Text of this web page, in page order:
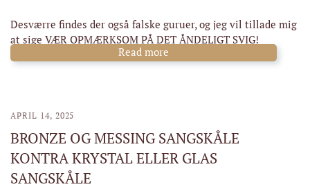
Desværre findes der også falske guruer, og jeg vil tillade mig
at sige VÆR OPMÆRKSOM PÅ DET ÅNDELIGT SVIG!
Read more
APRIL 14, 2025
BRONZE OG MESSING SANGSKÅLE
KONTRA KRYSTAL ELLER GLAS
SANGSKÅLE